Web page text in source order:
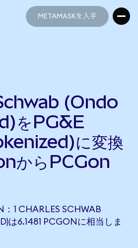
METAMASKを入手
(Ondo
をPG&E
に変換
からPCGon
1 CHARLES SCHWAB
は6.1481 PCGONに相当しま